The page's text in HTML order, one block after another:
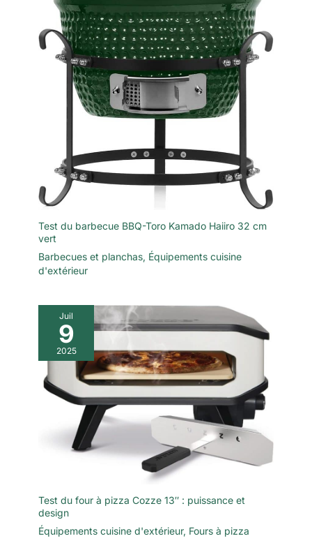
Test du barbecue BBQ-Toro Kamado Haiiro 32 cm
vert
Barbecues et planchas, Équipements cuisine
d'extérieur
Juil
9
2025
Test du four à pizza Cozze 13″ : puissance et
design
Équipements cuisine d'extérieur, Fours à pizza